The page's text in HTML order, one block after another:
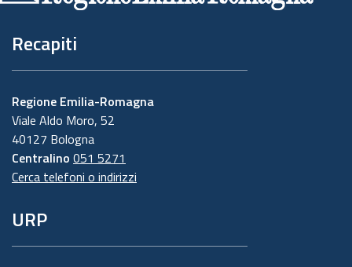
Recapiti
Regione Emilia-Romagna
Viale Aldo Moro, 52
40127 Bologna
Centralino 051 5271
Cerca telefoni o indirizzi
URP